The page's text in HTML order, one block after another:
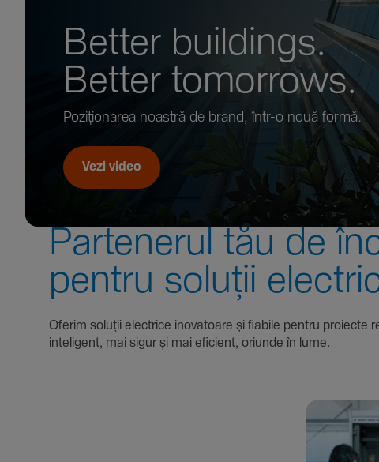
Better buil­dings.
Better tomor­rows.
Pozi­țio­narea noastră de brand, într-o nouă formă.
Vezi video
Parte­nerul tău de
pentru soluții
Oferim soluții electrice inova­toare și fiabile pentru
inte­li­gent, mai sigur și mai eficient, oriunde în lume.